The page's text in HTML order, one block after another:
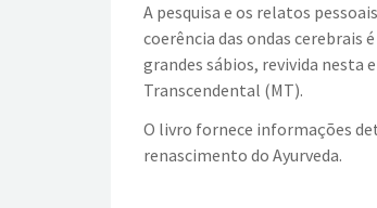
A pesquisa e os relatos
coerência das ondas cerebrais
grandes sábios, revivida nesta
Transcendental (MT).
O livro fornece informações
renascimento do Ayurveda.